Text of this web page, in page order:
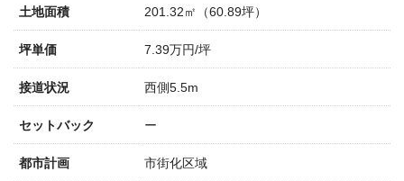
土地面積 201.32㎡（60.89坪）
坪単価 7.39万円/坪
接道状況 西側5.5m
セットバック ー
都市計画 市街化区域